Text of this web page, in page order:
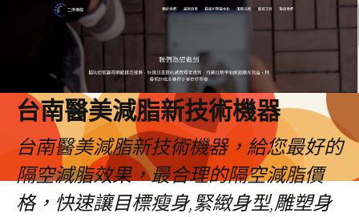
台南醫美減脂新技術機器
台南醫美減脂新技術機器，給您最好的
隔空減脂效果，最合理的隔空減脂價
格，快速讓目標瘦身,緊緻身型,雕塑身